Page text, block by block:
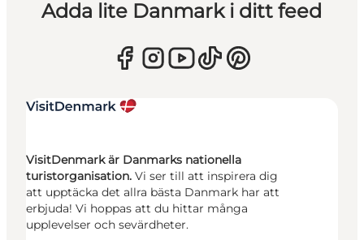
Adda lite Danmark i ditt feed
VisitDenmark är Danmarks nationella
turistorganisation. Vi ser till att inspirera dig
att upptäcka det allra bästa Danmark har att
erbjuda! Vi hoppas att du hittar många
upplevelser och sevärdheter.